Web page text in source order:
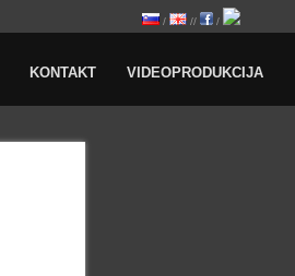
/ // /
KONTAKT VIDEOPRODUKCIJA